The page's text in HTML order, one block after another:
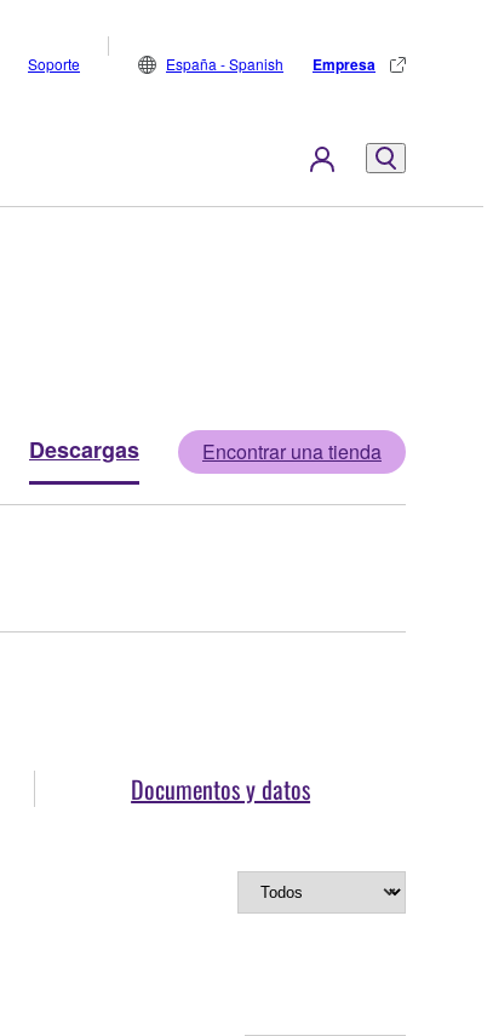
Soporte España - Spanish Empresa
Descargas Encontrar una tienda
Documentos y datos